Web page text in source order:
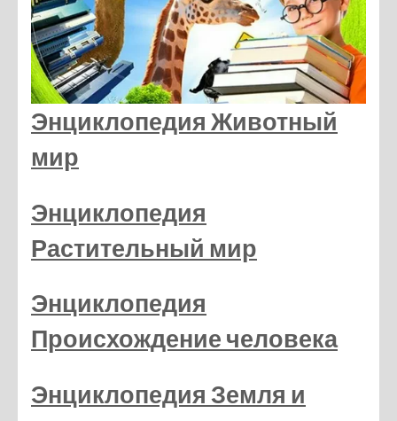
Энциклопедия Животный
мир
Энциклопедия
Растительный мир
Энциклопедия
Происхождение человека
Энциклопедия Земля и